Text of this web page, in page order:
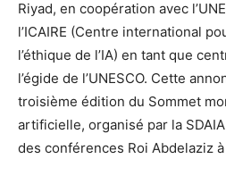
Riyad, en coopération avec
l’ICAIRE (Centre international
l’éthique de l’IA) en tant que
l’égide de l’UNESCO. Cette
troisième édition du Sommet
artificielle, organisé par la
des conférences Roi Abdelaziz à